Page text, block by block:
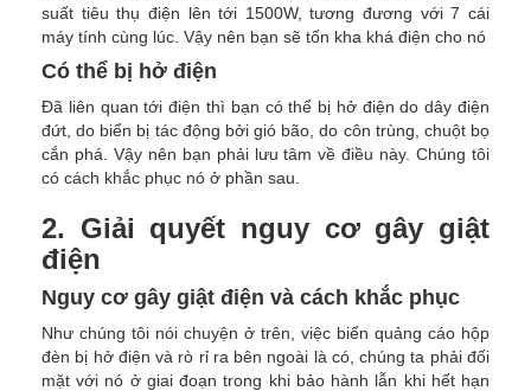
suất tiêu thụ điện lên tới 1500W, tương đương với 7 cái
máy tính cùng lúc. Vậy nên bạn sẽ tốn kha khá điện cho nó
Có thể bị hở điện
Đã liên quan tới điện thì bạn có thể bị hở điện do dây điện
đứt, do biển bị tác động bởi gió bão, do côn trùng, chuột bọ
cắn phá. Vậy nên bạn phải lưu tâm về điều này. Chúng tôi
có cách khắc phục nó ở phần sau.
2. Giải quyết nguy cơ gây giật
điện
Nguy cơ gây giật điện và cách khắc phục
Như chúng tôi nói chuyện ở trên, việc biển quảng cáo hộp
đèn bị hở điện và rò rỉ ra bên ngoài là có, chúng ta phải đối
mặt với nó ở giai đoạn trong khi bảo hành lẫn khi hết hạn